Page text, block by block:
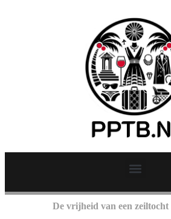
De vrijheid van een zeiltocht